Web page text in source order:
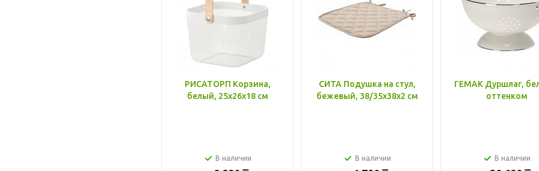
РИСАТОРП Корзина,
белый, 25x26x18 см
В наличии
СИТА Подушка на стул,
бежевый, 38/35x38x2 см
В наличии
ГЕМАК Дуршлаг,
оттенком
В наличии